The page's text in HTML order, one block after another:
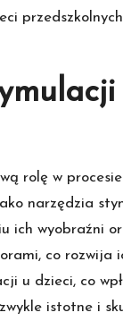
rolę w
narzędzia
ich wyobraźni
co rozwija
u dzieci, co
istotne i